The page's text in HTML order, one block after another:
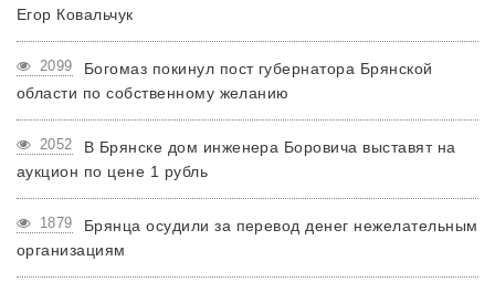
Егор Ковальчук
2099
Богомаз покинул пост губернатора Брянской
области по собственному желанию
2052
В Брянске дом инженера Боровича выставят на
аукцион по цене 1 рубль
1879
Брянца осудили за перевод денег нежелательным
организациям